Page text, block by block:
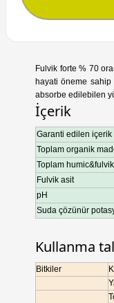
Fulvik forte % 70
hayati öneme
absorbe edilebilen
İçerik
Garanti edilen içerik
Toplam organik
Toplam
Fulvik asit
pH
Suda çözünür
Kullanma
Bitkiler